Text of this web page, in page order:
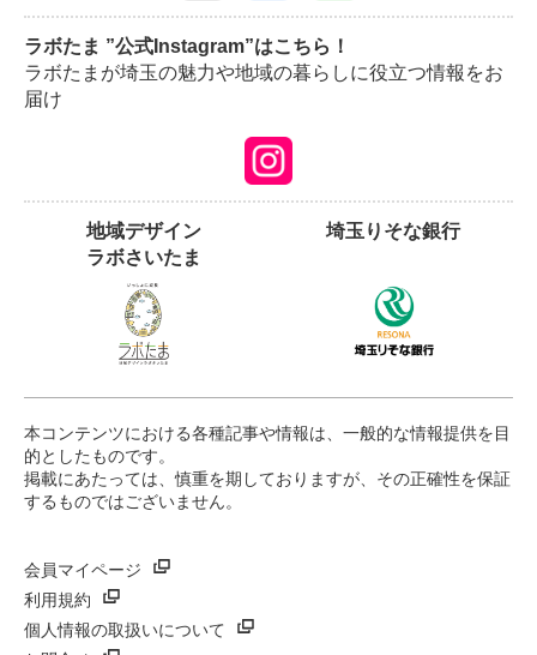
ラボたま ”公式Instagram”はこちら！
ラボたまが埼玉の魅力や地域の暮らしに役立つ情報をお
届け
地域デザイン
ラボさいたま
埼玉りそな銀行
本コンテンツにおける各種記事や情報は、一般的な情報提供を目
的としたものです。
掲載にあたっては、慎重を期しておりますが、その正確性を保証
するものではございません。
会員マイページ
利用規約
個人情報の取扱いについて